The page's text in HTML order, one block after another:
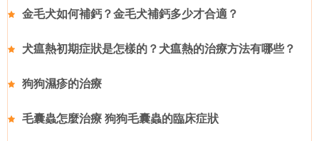
金毛犬如何補鈣？金毛犬補鈣多少才合適？
犬瘟熱初期症狀是怎樣的？犬瘟熱的治療方法有哪些？
狗狗濕疹的治療
毛囊蟲怎麼治療 狗狗毛囊蟲的臨床症狀